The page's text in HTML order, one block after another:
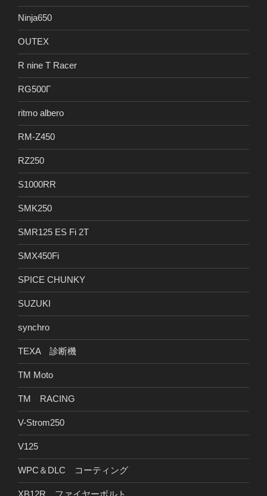
Ninja650
OUTEX
R nine T Racer
RG500Γ
ritmo albero
RM-Z450
RZ250
S1000RR
SMK250
SMR125 ES Fi 2T
SMX450Fi
SPICE CHUNKY
SUZUKI
synchro
TEXA 診断機
TM Moto
TM RACING
V-Strom250
V125
WPC＆DLC コーティング